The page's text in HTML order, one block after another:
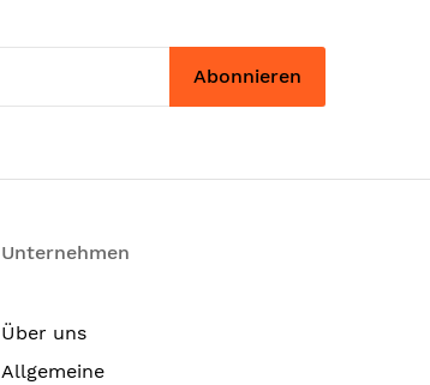
Abonnieren
Unternehmen
Über uns
Allgemeine